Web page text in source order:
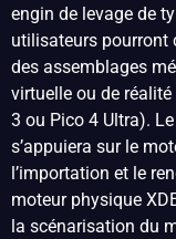
engin de levage de
utilisateurs pourront
des assemblages
virtuelle ou de
3 ou Pico 4 Ultra).
s’appuiera sur le
l’importation et le
moteur physique
la scénarisation du